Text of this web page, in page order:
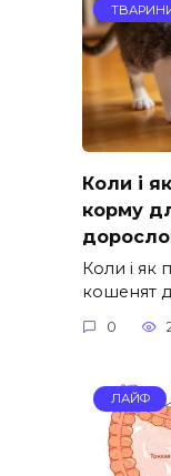
Коли і
корму
Коли і як
кошенят
0
ЛАЙФ